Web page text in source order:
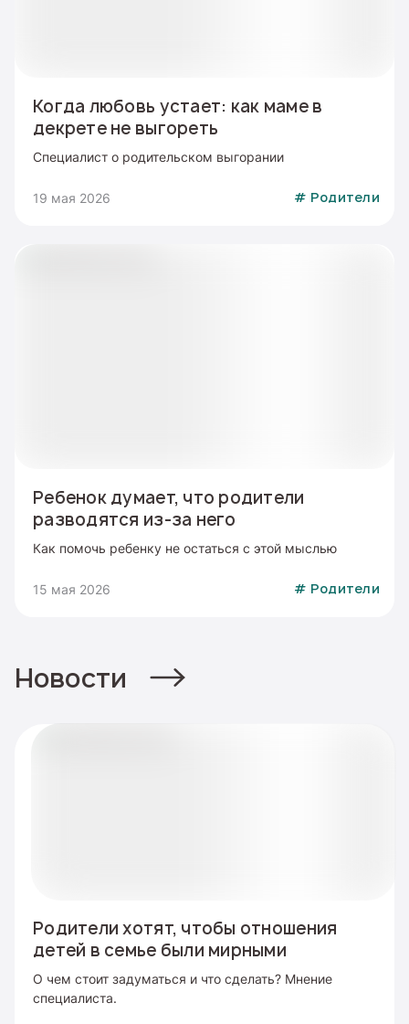
Когда любовь устает: как маме в
декрете не выгореть
Специалист о родительском выгорании
19 мая 2026 # Родители
Ребенок думает, что родители
разводятся из-за него
Как помочь ребенку не остаться с этой мыслью
15 мая 2026 # Родители
Новости
Родители хотят, чтобы отношения
детей в семье были мирными
О чем стоит задуматься и что сделать? Мнение
специалиста.